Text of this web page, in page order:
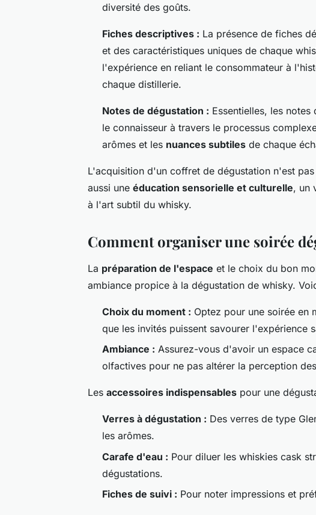
diversité des goûts.
Fiches descriptives : La présence de fiches
et des caractéristiques uniques de chaque
l'expérience en reliant le consommateur à
chaque distillerie.
Notes de dégustation : Essentielles, les
le connaisseur à travers le processus
arômes et les nuances subtiles de chaque
L'acquisition d'un coffret de dégustation n'est
aussi une éducation sensorielle et culturelle, un
à l'art subtil du whisky.
Comment organiser une soirée
La préparation de l'espace et le choix du bon
ambiance propice à la dégustation de whisky.
Choix du moment : Optez pour une soirée en
que les invités puissent savourer l'expérience
Ambiance : Assurez-vous d'avoir un espace
olfactives pour ne pas altérer la perception
Les accessoires indispensables pour une
Verres à dégustation : Des verres de type
les arômes.
Carafe d'eau : Pour diluer les whiskies cask
dégustations.
Fiches de suivi : Pour noter impressions et